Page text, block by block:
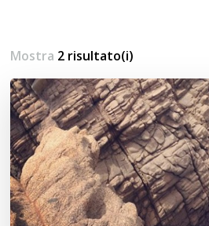
Mostra 2 risultato(i)